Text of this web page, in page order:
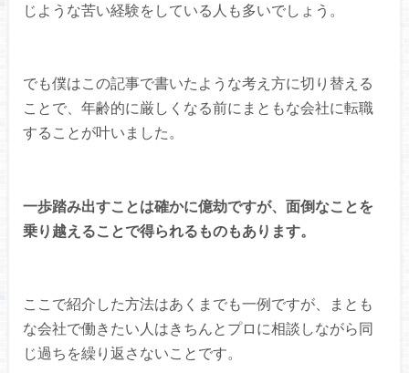
じような苦い経験をしている人も多いでしょう。
でも僕はこの記事で書いたような考え方に切り替える
ことで、年齢的に厳しくなる前にまともな会社に転職
することが叶いました。
一歩踏み出すことは確かに億劫ですが、面倒なことを
乗り越えることで得られるものもあります。
ここで紹介した方法はあくまでも一例ですが、まとも
な会社で働きたい人はきちんとプロに相談しながら同
じ過ちを繰り返さないことです。